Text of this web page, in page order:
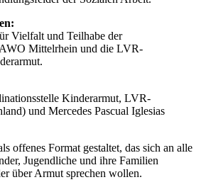
Vielfalt und Teilhabe der
Mittelrhein und die LVR-
Kinderarmut, LVR-
und Mercedes Pascual Iglesias
offenes Format gestaltet, das sich an alle
Jugendliche und ihre Familien
über Armut sprechen wollen.